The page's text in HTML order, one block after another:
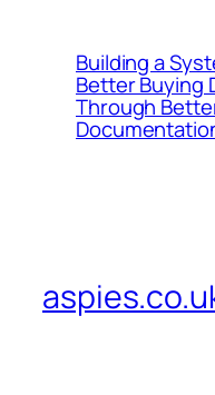
Building a
Better Buying
Through